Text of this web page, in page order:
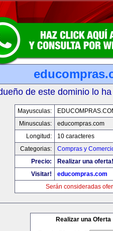
de este dominio lo
Mayusculas:
Minusculas:
educompras.com
Longitud:
10 caracteres
Categorias:
Compras y
Precio:
Realizar una oferta!
Visitar!
educompras.com
Serán consideradas
Realizar una Oferta